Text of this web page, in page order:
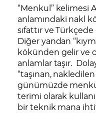
“Menkul” kelimesi
anlamındaki nakl
sıfattır ve Türkçede
Diğer yandan
kökünden gelir ve
anlamlar taşır.
“taşınan,
günümüzde
terimi olarak
bir teknik mana